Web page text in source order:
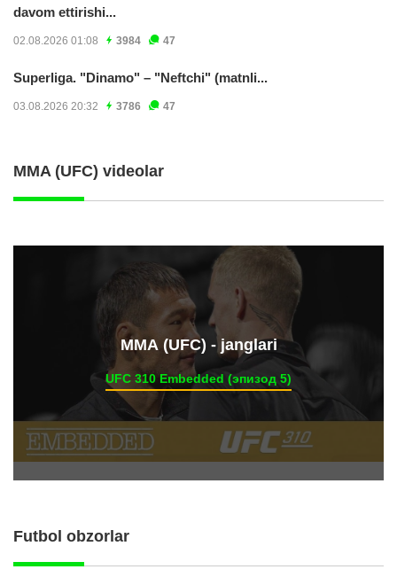
davom ettirishi...
02.08.2026 01:08 3984 47
Superliga. "Dinamo" – "Neftchi" (matnli...
03.08.2026 20:32 3786 47
MMA (UFC) videolar
ММА (UFC) - janglari
UFC 310 Embedded (эпизод 5)
Futbol obzorlar